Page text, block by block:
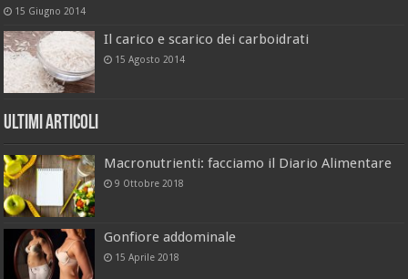
15 Giugno 2014
Il carico e scarico dei carboidrati
15 Agosto 2014
Ultimi Articoli
Macronutrienti: facciamo il Diario Alimentare
9 Ottobre 2018
Gonfiore addominale
15 Aprile 2018